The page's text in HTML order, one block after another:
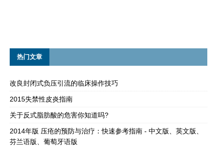
热门文章
改良封闭式负压引流的临床操作技巧
2015失禁性皮炎指南
关于反式脂肪酸的危害你知道吗?
2014年版 压疮的预防与治疗：快速参考指南 - 中文版、英文版、
芬兰语版、葡萄牙语版